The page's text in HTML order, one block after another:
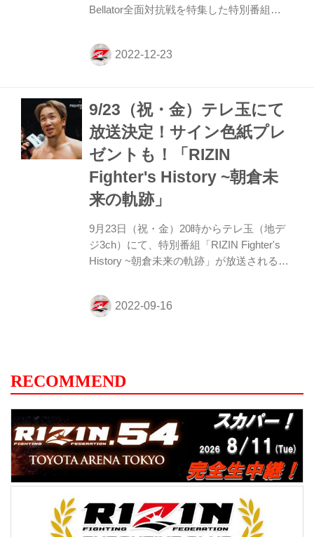
Bellator全面対抗戦を特集した特別番組
したぞ！ この番組では、大晦日に開催され
るRIZIN.40のBellatorとRIZINの全面対抗戦
YouTubeチャンネルで見逃し配信も行われ
る予定だ！テレ玉の特別番組「MMA
TIMES」をお見逃しなく！ MMA TIMES 概
要 7 大晦日に開催されるRIZIN.40のBellator
とRIZINの全面対抗戦。全カードの見ど...
9/23（祝・金）テレ玉にて
放送決定！サイン色紙プレ
ゼントも！「RIZIN
Fighter's History ~朝倉未
来の軌跡」
9月23日（祝・金）20時からテレ玉（地デ
ジ3ch）にて、特別番組「RIZIN Fighter's
History ~朝倉未来の軌跡」が放送されるこ
Fighter's History ~朝倉未来の軌跡」は、メ
イウェザーと対戦する格闘家・朝倉未来の
名様に朝倉未来のサイン入り色紙をプレゼ
ント！ 放送終了後にはテレ玉アプリで見逃
し配信も行われる予定だ！「RIZIN
Fighter's History ~朝倉未来の軌跡」をお見
逃しなく！ RIZ...
RECOMMEND